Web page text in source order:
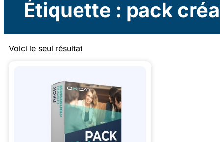
Étiquette : pack
Voici le seul résultat